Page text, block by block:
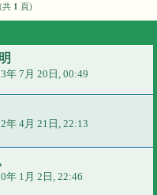
共 1 頁)
年 7月 20日, 00:49
年 4月 21日, 22:13
年 1月 2日, 22:46